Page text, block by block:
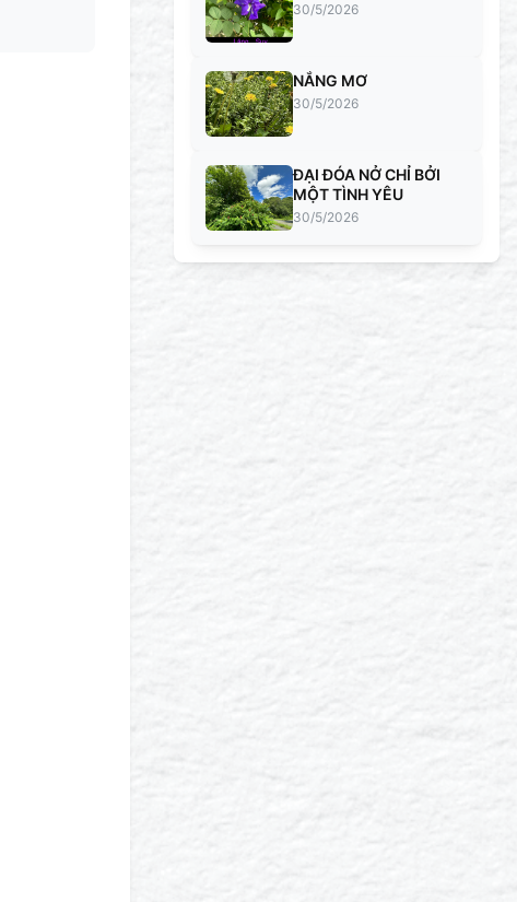
30/5/2026
NẮNG MƠ
30/5/2026
ĐẠI ĐÓA NỞ CHỈ BỞI
MỘT TÌNH YÊU
30/5/2026